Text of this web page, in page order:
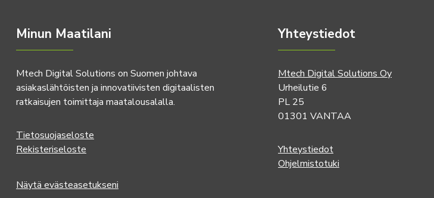
Minun Maatilani
Mtech Digital Solutions on Suomen johtava
asiakaslähtöisten ja innovatiivisten digitaalisten
ratkaisujen toimittaja maatalousalalla.
Tietosuojaseloste
Rekisteriseloste
Näytä evästeasetukseni
Yhteystiedot
Mtech Digital Solutions Oy
Urheilutie 6
PL 25
01301 VANTAA
Yhteystiedot
Ohjelmistotuki